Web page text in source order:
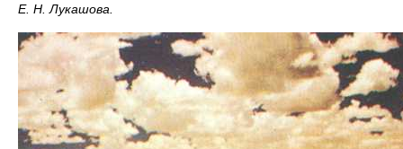
Е. Н. Лукашова.